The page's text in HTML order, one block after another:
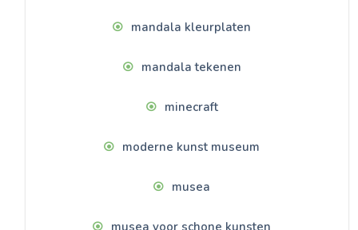
mandala kleurplaten
mandala tekenen
minecraft
moderne kunst museum
musea